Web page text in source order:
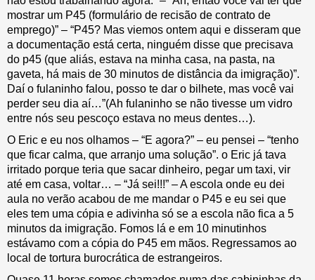
mostrar um P45 (formulário de recisão de contrato de
emprego)” – “P45? Mas viemos ontem aqui e disseram que
a documentação está certa, ninguém disse que precisava
do p45 (que aliás, estava na minha casa, na pasta, na
gaveta, há mais de 30 minutos de distância da imigração)”.
Daí o fulaninho falou, posso te dar o bilhete, mas você vai
perder seu dia aí…”(Ah fulaninho se não tivesse um vidro
entre nós seu pescoço estava no meus dentes…).
O Eric e eu nos olhamos – “E agora?” – eu pensei – “tenho
que ficar calma, que arranjo uma solução”. o Eric já tava
irritado porque teria que sacar dinheiro, pegar um taxi, vir
até em casa, voltar… – “Já sei!!!” – A escola onde eu dei
aula no verão acabou de me mandar o P45 e eu sei que
eles tem uma cópia e adivinha só se a escola não fica a 5
minutos da imigração. Fomos lá e em 10 minutinhos
estávamo com a cópia do P45 em mãos. Regressamos ao
local de tortura burocrática de estrangeiros.